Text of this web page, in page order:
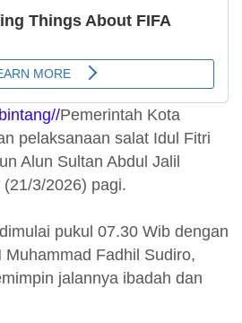
Pemerintah Kota
pelaksanaan salat Idul Fitri
Alun Sultan Abdul Jalil
3/2026) pagi.
pukul 07.30 Wib dengan
Muhammad Fadhil Sudiro,
jalannya ibadah dan